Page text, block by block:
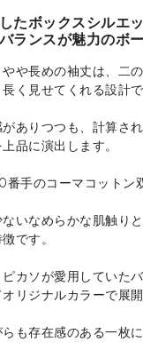
たボックスシルエ
ランスが魅力のボ
や長めの袖丈は、二
く見せてくれる設計で
がありつつも、計算さ
品に演出します。
手のコーマコットン
いなめらかな肌触り
です。
カソが愛用していた
リジナルカラーで展開
も存在感のある一枚